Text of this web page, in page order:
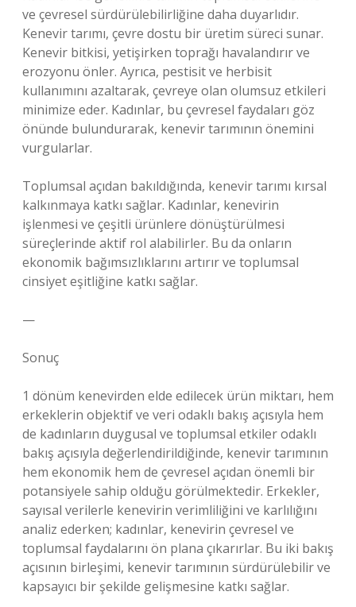
ve çevresel sürdürülebilirliğine daha duyarlıdır.
Kenevir tarımı, çevre dostu bir üretim süreci sunar.
Kenevir bitkisi, yetişirken toprağı havalandırır ve
erozyonu önler. Ayrıca, pestisit ve herbisit
kullanımını azaltarak, çevreye olan olumsuz etkileri
minimize eder. Kadınlar, bu çevresel faydaları göz
önünde bulundurarak, kenevir tarımının önemini
vurgularlar.
Toplumsal açıdan bakıldığında, kenevir tarımı kırsal
kalkınmaya katkı sağlar. Kadınlar, kenevirin
işlenmesi ve çeşitli ürünlere dönüştürülmesi
süreçlerinde aktif rol alabilirler. Bu da onların
ekonomik bağımsızlıklarını artırır ve toplumsal
cinsiyet eşitliğine katkı sağlar.
—
Sonuç
1 dönüm kenevirden elde edilecek ürün miktarı, hem
erkeklerin objektif ve veri odaklı bakış açısıyla hem
de kadınların duygusal ve toplumsal etkiler odaklı
bakış açısıyla değerlendirildiğinde, kenevir tarımının
hem ekonomik hem de çevresel açıdan önemli bir
potansiyele sahip olduğu görülmektedir. Erkekler,
sayısal verilerle kenevirin verimliliğini ve karlılığını
analiz ederken; kadınlar, kenevirin çevresel ve
toplumsal faydalarını ön plana çıkarırlar. Bu iki bakış
açısının birleşimi, kenevir tarımının sürdürülebilir ve
kapsayıcı bir şekilde gelişmesine katkı sağlar.